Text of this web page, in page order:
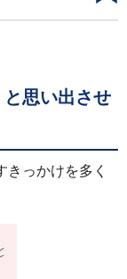
と思い出させ
っかけを多く